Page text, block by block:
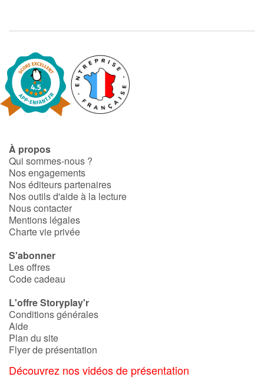
À propos
Qui sommes-nous ?
Nos engagements
Nos éditeurs partenaires
Nos outils d'aide à la lecture
Nous contacter
Mentions légales
Charte vie privée
S'abonner
Les offres
Code cadeau
L'offre Storyplay'r
Conditions générales
Aide
Plan du site
Flyer de présentation
Découvrez nos vidéos de présentation